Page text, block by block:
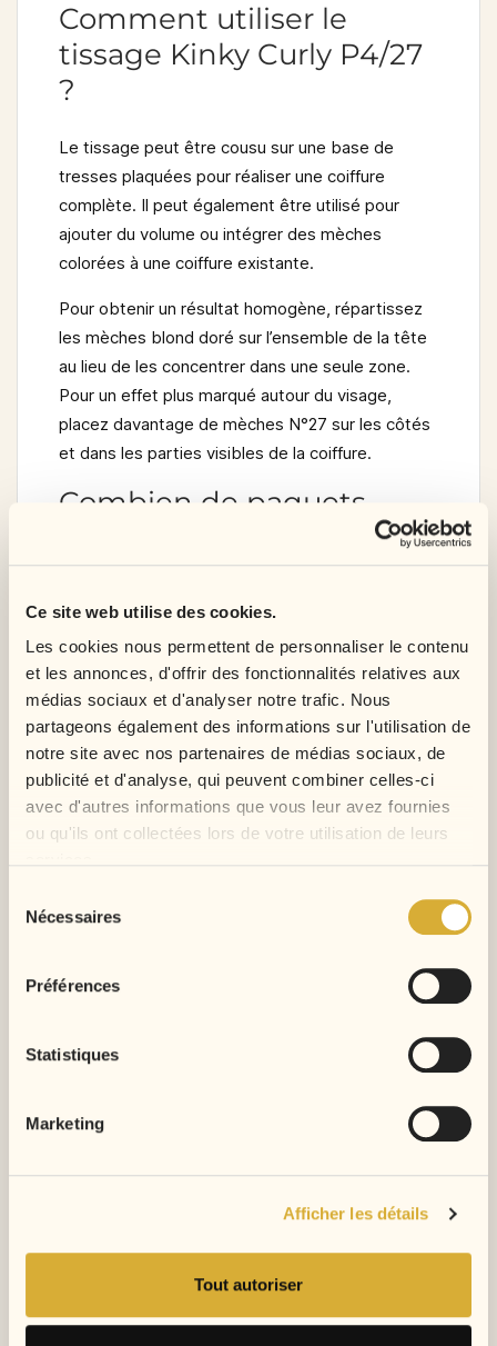
Ce site web utilise des cookies.
Les cookies nous permettent de personnaliser le contenu
et les annonces, d'offrir des fonctionnalités relatives aux
médias sociaux et d'analyser notre trafic. Nous
partageons également des informations sur l'utilisation de
notre site avec nos partenaires de médias sociaux, de
publicité et d'analyse, qui peuvent combiner celles-ci
avec d'autres informations que vous leur avez fournies
ou qu'ils ont collectées lors de votre utilisation de leurs
Nécessaires
Préférences
Statistiques
Marketing
Afficher les détails
Tout autoriser
Comment utiliser le
tissage Kinky Curly P4/27
?
Le tissage peut être cousu sur une base de
tresses plaquées pour réaliser une coiffure
complète. Il peut également être utilisé pour
ajouter du volume ou intégrer des mèches
colorées à une coiffure existante.
Pour obtenir un résultat homogène, répartissez
les mèches blond doré sur l’ensemble de la tête
au lieu de les concentrer dans une seule zone.
Pour un effet plus marqué autour du visage,
placez davantage de mèches N°27 sur les côtés
et dans les parties visibles de la coiffure.
Combien de paquets
choisie, du volume recherché et de la taille de la
tête. Les cheveux Kinky Curly paraissent
naturellement plus volumineux grâce à leurs
boucles serrées. Pour les grandes longueurs ou
un résultat très fourni, plusieurs paquets peuvent
être nécessaires.
Comment entretenir les
Démêlez les cheveux par sections, en
larges.
sont sèches.
de reformer les boucles.
Appliquez un soin hydratant léger adapté
aux cheveux bouclés.
Pour conserver l’éclat du mélange P4/27,
et évitez les produits trop lourds, qui risquent